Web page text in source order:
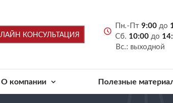
КОНСУЛЬТАЦИЯ
Пн.-Пт 9:00 до
Сб. 10:00 до
Вс.: выходной
О компании Полезные